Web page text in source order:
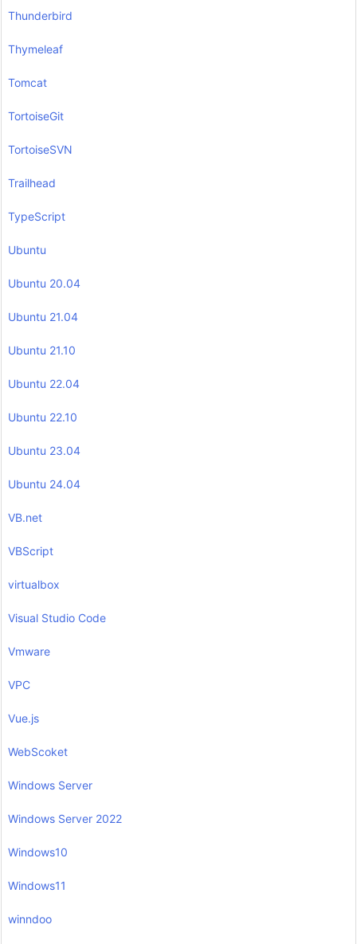
Thunderbird
Thymeleaf
Tomcat
TortoiseGit
TortoiseSVN
Trailhead
TypeScript
Ubuntu
Ubuntu 20.04
Ubuntu 21.04
Ubuntu 21.10
Ubuntu 22.04
Ubuntu 22.10
Ubuntu 23.04
Ubuntu 24.04
VB.net
VBScript
virtualbox
Visual Studio Code
Vmware
VPC
Vue.js
WebScoket
Windows Server
Windows Server 2022
Windows10
Windows11
winndoo